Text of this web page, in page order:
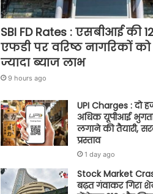
SBI FD Rates : एसबीआई की
एफडी पर वरिष्ठ नागरिकों
ज्यादा ब्याज लाभ
9 hours ago
UPI Charges : दो
अधिक यूपीआई
लगाने की तैयारी,
प्रस्ताव
1 day ago
Stock Market
बढ़त गंवाकर गिरा